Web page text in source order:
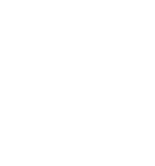
戶狀況，依本公司
本公司將視審查
惡意使用之情
並採取法律行